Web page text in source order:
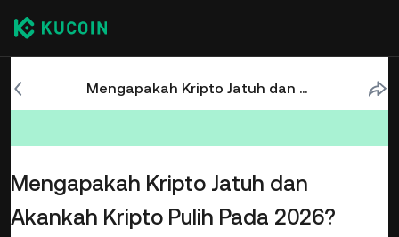
Mengapakah Kripto Jatuh dan Akankah Kripto Pulih Pada 2026?
Mengapakah Kripto Jatuh dan
Akankah Kripto Pulih Pada 2026?